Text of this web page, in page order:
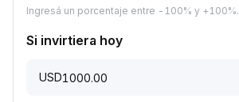
Ingresá un porcentaje entre -100% y +100%.
Si invirtiera hoy
USD